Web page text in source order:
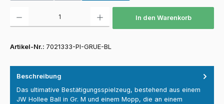
In den Warenkorb
Artikel-Nr.: 7021333-PI-GRUE-BL
Beschreibung
Das ultimative Bestätigungsspielzeug, bestehend aus einem
JW Hollee Ball in Gr. M und einem Mopp, die an einem